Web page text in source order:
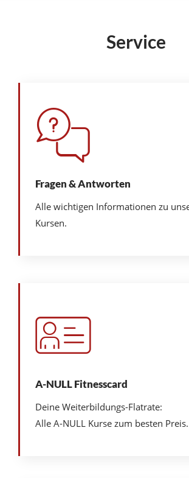
Service
Fragen & Antworten
Alle wichtigen Informationen zu
Kursen.
A-NULL Fitnesscard
Deine Weiterbildungs-Flatrate:
Alle A-NULL Kurse zum besten Preis.